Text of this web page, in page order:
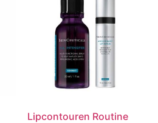
Lipcontouren Routine